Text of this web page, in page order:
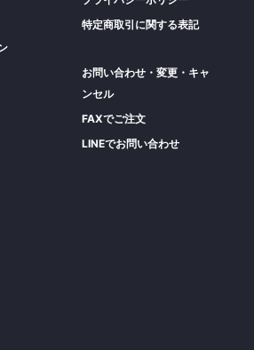
特定商取引に関する表記
お問い合わせ・変更・キャ
ンセル
FAXでご注文
LINEでお問い合わせ